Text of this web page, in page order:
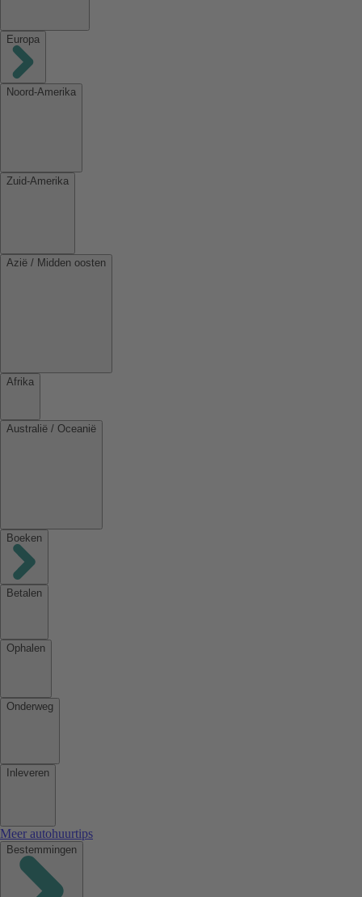
Europa
Noord-Amerika
Zuid-Amerika
Azië / Midden oosten
Afrika
Australië / Oceanië
Boeken
Betalen
Ophalen
Onderweg
Inleveren
Meer autohuurtips
Bestemmingen